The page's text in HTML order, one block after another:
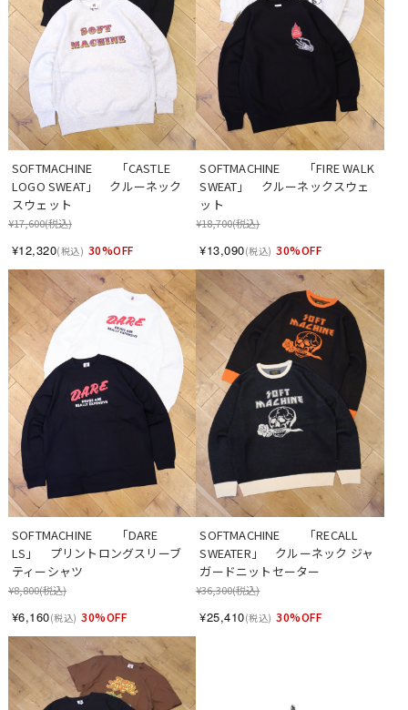
SOFTMACHINE　　「CASTLE
LOGO SWEAT」　クルーネック
スウェット
¥17,600(税込)
¥12,320(税込) 30%OFF
SOFTMACHINE　　「FIRE WALK
SWEAT」　クルーネックスウェ
ット
¥18,700(税込)
¥13,090(税込) 30%OFF
SOFTMACHINE　　「DARE
LS」　プリントロングスリーブ
ティーシャツ
¥8,800(税込)
¥6,160(税込) 30%OFF
SOFTMACHINE　　「RECALL
SWEATER」　クルーネック ジャ
ガードニットセーター
¥36,300(税込)
¥25,410(税込) 30%OFF